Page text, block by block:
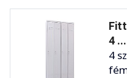
4 ...
4